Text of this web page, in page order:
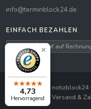
info@terminblock24.de
EINFACH BEZAHLEN
Kauf auf
© 2026 notizblock24
Versand &
4,73
Hervorragend